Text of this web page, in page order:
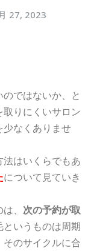
27, 2023
ではないか、と
りにくいサロン
少なくありませ
はいくらでもあ
について見ていき
、 次の予約が取
いうものは周期
のサイクルに合